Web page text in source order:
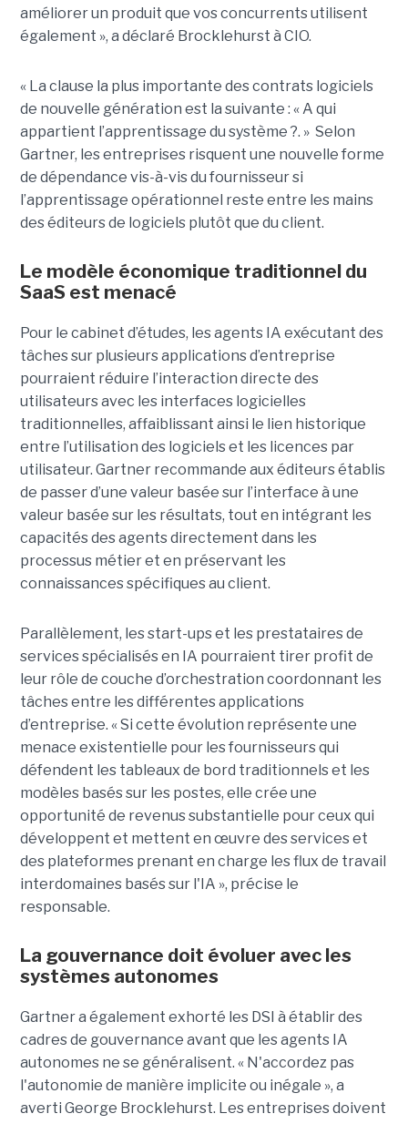
améliorer un produit que vos concurrents utilisent
également », a déclaré Brocklehurst à CIO.
« La clause la plus importante des contrats logiciels
de nouvelle génération est la suivante : « A qui
appartient l’apprentissage du système ?. » Selon
Gartner, les entreprises risquent une nouvelle forme
de dépendance vis-à-vis du fournisseur si
l’apprentissage opérationnel reste entre les mains
des éditeurs de logiciels plutôt que du client.
Le modèle économique traditionnel du
SaaS est menacé
Pour le cabinet d’études, les agents IA exécutant des
tâches sur plusieurs applications d’entreprise
pourraient réduire l’interaction directe des
utilisateurs avec les interfaces logicielles
traditionnelles, affaiblissant ainsi le lien historique
entre l’utilisation des logiciels et les licences par
utilisateur. Gartner recommande aux éditeurs établis
de passer d’une valeur basée sur l’interface à une
valeur basée sur les résultats, tout en intégrant les
capacités des agents directement dans les
processus métier et en préservant les
connaissances spécifiques au client.
Parallèlement, les start-ups et les prestataires de
services spécialisés en IA pourraient tirer profit de
leur rôle de couche d’orchestration coordonnant les
tâches entre les différentes applications
d’entreprise. « Si cette évolution représente une
menace existentielle pour les fournisseurs qui
défendent les tableaux de bord traditionnels et les
modèles basés sur les postes, elle crée une
opportunité de revenus substantielle pour ceux qui
développent et mettent en œuvre des services et
des plateformes prenant en charge les flux de travail
interdomaines basés sur l'IA », précise le
responsable.
La gouvernance doit évoluer avec les
systèmes autonomes
Gartner a également exhorté les DSI à établir des
cadres de gouvernance avant que les agents IA
autonomes ne se généralisent. « N'accordez pas
l'autonomie de manière implicite ou inégale », a
averti George Brocklehurst. Les entreprises doivent